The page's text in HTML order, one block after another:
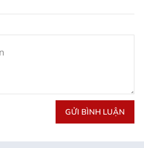
GỬI BÌNH LUẬN